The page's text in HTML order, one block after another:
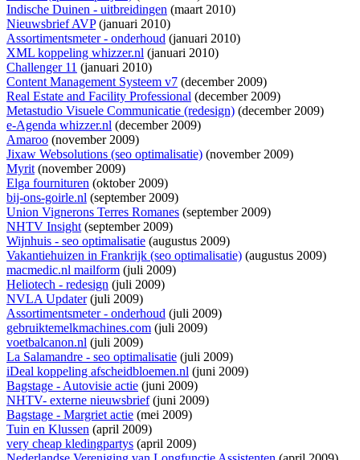
Indische Duinen - uitbreidingen (maart 2010)
Nieuwsbrief AVP(januari 2010)
Assortimentsmeter - onderhoud (januari 2010)
XML koppeling whizzer.nl (januari 2010)
Challenger 11 (januari 2010)
Content Management Systeem v7 (december 2009)
Real Estate and Facility Professional (december 2009)
Metastudio Visuele Communicatie (redesign) (december 2009)
e-Agenda whizzer.nl (december 2009)
Amaroo (november 2009)
Jixaw Websolutions (seo optimalisatie) (november 2009)
Myrit(november 2009)
Elga fournituren (oktober 2009)
bij-ons-goirle.nl (september 2009)
Union Vignerons Terres Romanes (september 2009)
NHTV Insight(september 2009)
Wijnhuis - seo optimalisatie (augustus 2009)
Vakantiehuizen in Frankrijk (seo optimalisatie) (augustus 2009)
macmedic.nl mailform (juli 2009)
Heliotech - redesign (juli 2009)
NVLA Updater(juli 2009)
Assortimentsmeter - onderhoud (juli 2009)
gebruiktemelkmachines.com (juli 2009)
voetbalcanon.nl (juli 2009)
La Salamandre - seo optimalisatie (juli 2009)
iDeal koppeling afscheidbloemen.nl (juni 2009)
Bagstage - Autovisie actie (juni 2009)
NHTV- externe nieuwsbrief(juni 2009)
Bagstage - Margriet actie (mei 2009)
Tuin en Klussen (april 2009)
very cheap kledingpartys (april 2009)